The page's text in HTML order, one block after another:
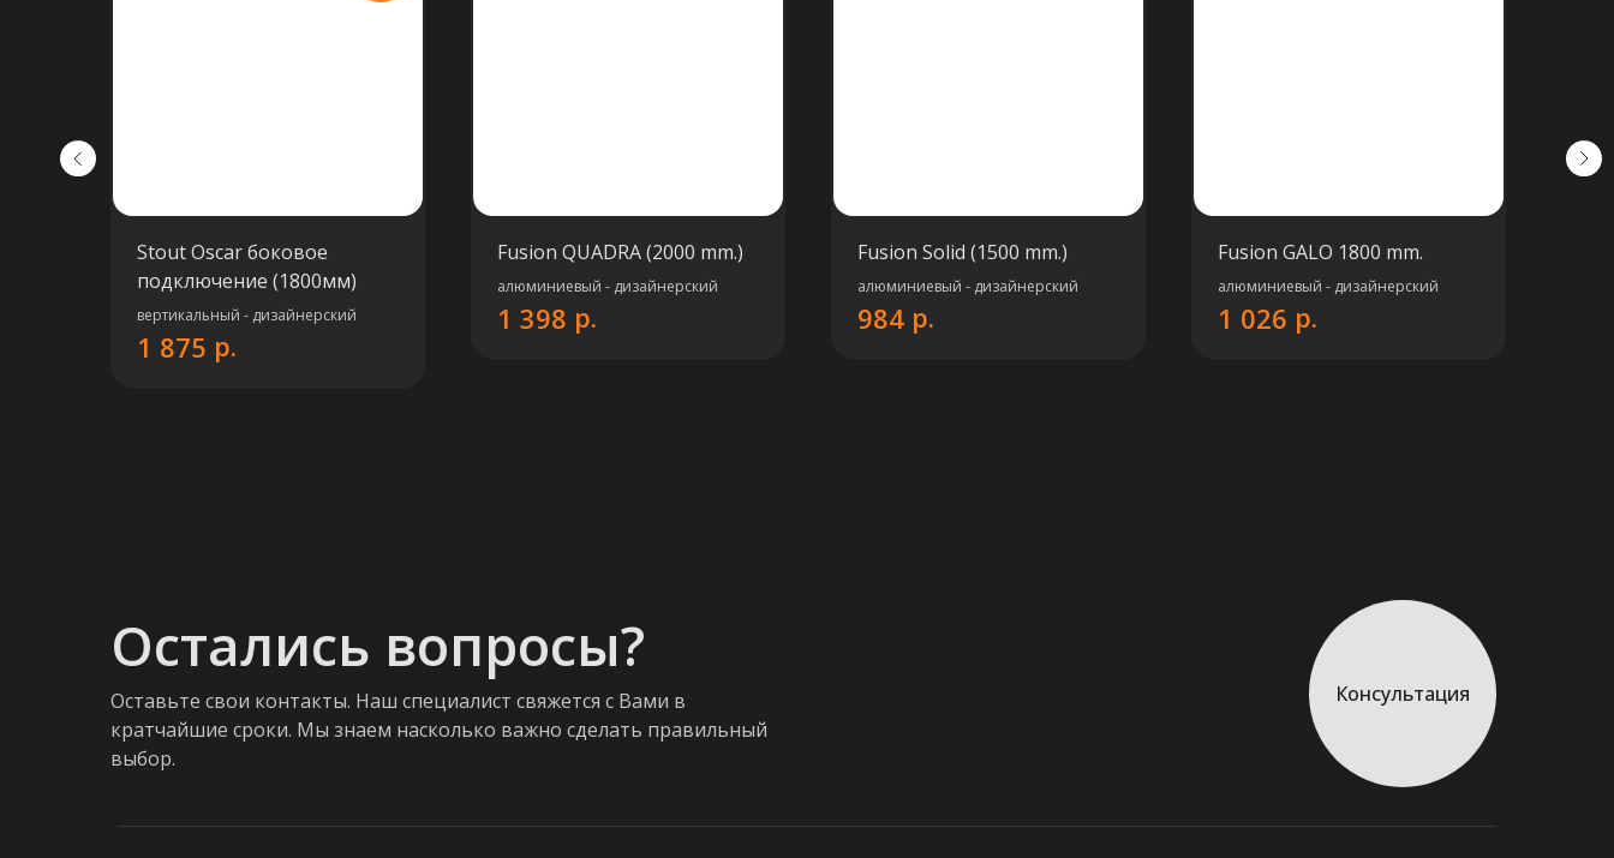
Stout Oscar боковое
подключение (1800мм)
вертикальный - дизайнерский
1 875 р.
Fusion QUADRA (2000 mm.)
алюминиевый - дизайнерский
1 398 р.
Fusion Solid (1500 mm.)
алюминиевый - дизайнерский
984 р.
Fusion GALO 1800 mm.
алюминиевый - дизайнерский
1 026 р.
Остались вопросы?
Оставьте свои контакты. Наш специалист свяжется с Вами в
кратчайшие сроки. Мы знаем насколько важно сделать правильный
выбор.
Консультация